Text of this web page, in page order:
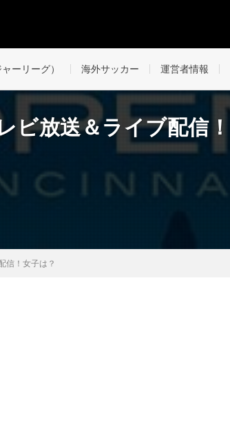
ーリーグ） 海外サッカー 運営者情報
ビ放送＆ライブ配信！
信！女子は？